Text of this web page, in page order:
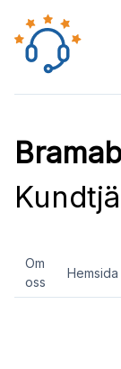
Om
oss
Hemsida